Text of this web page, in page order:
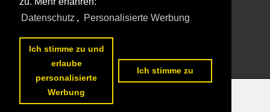
Datenschutz , Personalisierte Werbung
Ich stimme zu und
erlaube
personalisierte
Werbung
Ich stimme zu